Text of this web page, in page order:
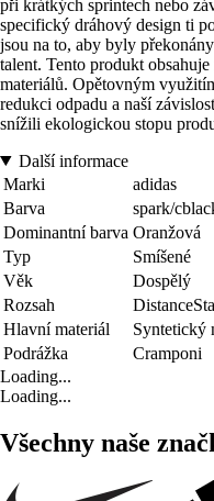
při krátkých sprintech nebo
specifický dráhový design ti
jsou na to, aby byly
talent. Tento produkt
materiálů. Opětovným
redukci odpadu a naší
snížili ekologickou stopu
Další informace
Marki
adidas
Barva
spark/
Dominantní barva Oranžová
Typ
Smíšené
Věk
Dospělý
Rozsah
Hlavní materiál
Syntetický
Podrážka
Cramponi
Loading...
Loading...
Všechny naše